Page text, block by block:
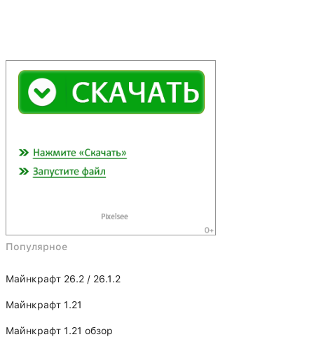
Популярное
Майнкрафт 26.2 / 26.1.2
Майнкрафт 1.21
Майнкрафт 1.21 обзор